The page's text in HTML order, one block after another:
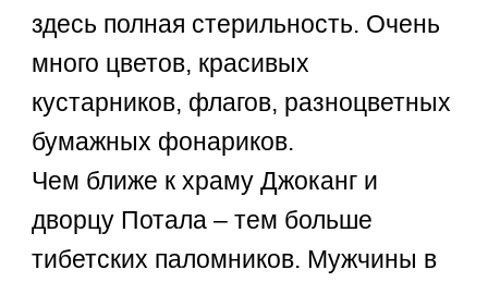
здесь полная стерильность. Очень
много цветов, красивых
кустарников, флагов, разноцветных
бумажных фонариков.
Чем ближе к храму Джоканг и
дворцу Потала – тем больше
тибетских паломников. Мужчины в